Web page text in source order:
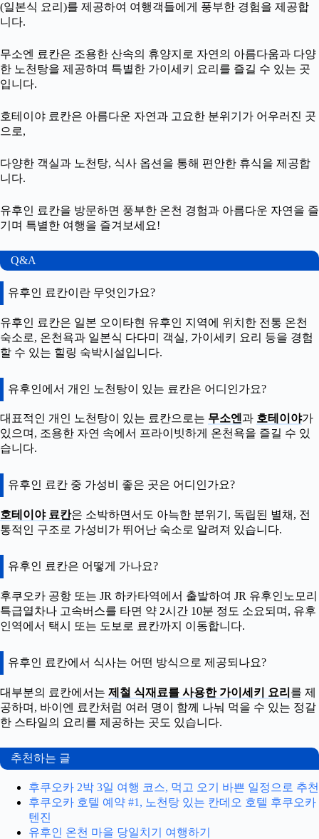
(일본식 요리)를 제공하여 여행객들에게 풍부한 경험을 제공합
니다.
무소엔 료칸은 조용한 산속의 휴양지로 자연의 아름다움과 다양
한 노천탕을 제공하며 특별한 가이세키 요리를 즐길 수 있는 곳
입니다.
호테이야 료칸은 아름다운 자연과 고요한 분위기가 어우러진 곳
으로,
다양한 객실과 노천탕, 식사 옵션을 통해 편안한 휴식을 제공합
니다.
유후인 료칸을 방문하면 풍부한 온천 경험과 아름다운 자연을 즐
기며 특별한 여행을 즐겨보세요!
Q&A
유후인 료칸이란 무엇인가요?
유후인 료칸은 일본 오이타현 유후인 지역에 위치한 전통 온천
숙소로, 온천욕과 일본식 다다미 객실, 가이세키 요리 등을 경험
할 수 있는 힐링 숙박시설입니다.
유후인에서 개인 노천탕이 있는 료칸은 어디인가요?
대표적인 개인 노천탕이 있는 료칸으로는 무소엔과 호테이야가
있으며, 조용한 자연 속에서 프라이빗하게 온천욕을 즐길 수 있
습니다.
유후인 료칸 중 가성비 좋은 곳은 어디인가요?
호테이야 료칸은 소박하면서도 아늑한 분위기, 독립된 별채, 전
통적인 구조로 가성비가 뛰어난 숙소로 알려져 있습니다.
유후인 료칸은 어떻게 가나요?
후쿠오카 공항 또는 JR 하카타역에서 출발하여 JR 유후인노모리
특급열차나 고속버스를 타면 약 2시간 10분 정도 소요되며, 유후
인역에서 택시 또는 도보로 료칸까지 이동합니다.
유후인 료칸에서 식사는 어떤 방식으로 제공되나요?
대부분의 료칸에서는 제철 식재료를 사용한 가이세키 요리 를 제
공하며, 바이엔 료칸처럼 여러 명이 함께 나눠 먹을 수 있는 정갈
한 스타일의 요리를 제공하는 곳도 있습니다.
추천하는 글
후쿠오카 2박 3일 여행 코스, 먹고 오기 바쁜 일정으로 추천
후쿠오카 호텔 예약 #1, 노천탕 있는 칸데오 호텔 후쿠오카
텐진
유후인 온천 마을 당일치기 여행하기